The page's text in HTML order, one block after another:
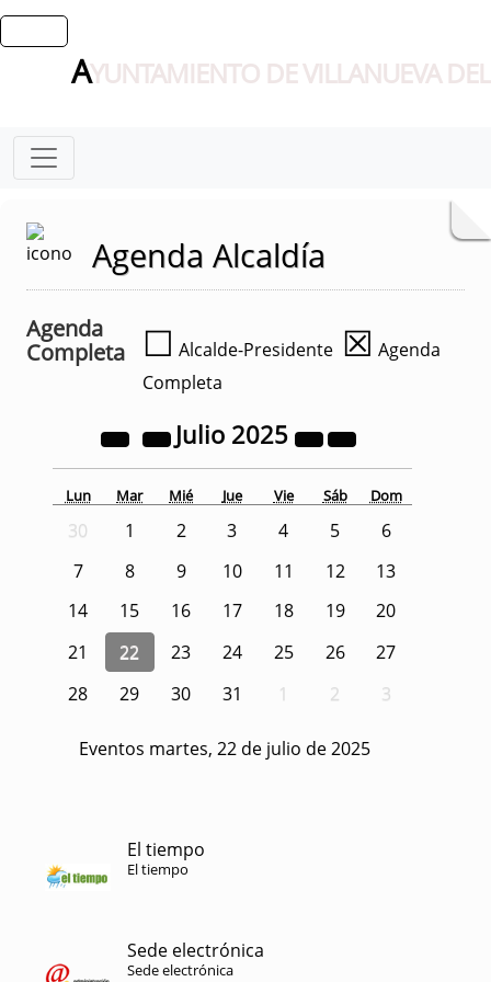
AYUNTAMIENTO DE VILLANUEVA
Agenda Alcaldía
Agenda
Completa
☐ Alcalde-Presidente ☒ Agenda
Completa
Julio 2025
Lun Mar Mié Jue Vie Sáb Dom
30 1 2 3 4 5
6
7
8 9 10 11 12
13
14
15 16 17 18 19
20
21
22 23 24 25 26
27
28
29 30 31 1 2 3
Eventos martes, 22 de julio de 2025
El tiempo
El tiempo
Sede electrónica
Sede electrónica